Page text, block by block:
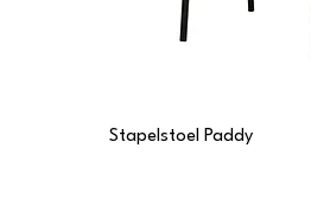
Stapelstoel Paddy